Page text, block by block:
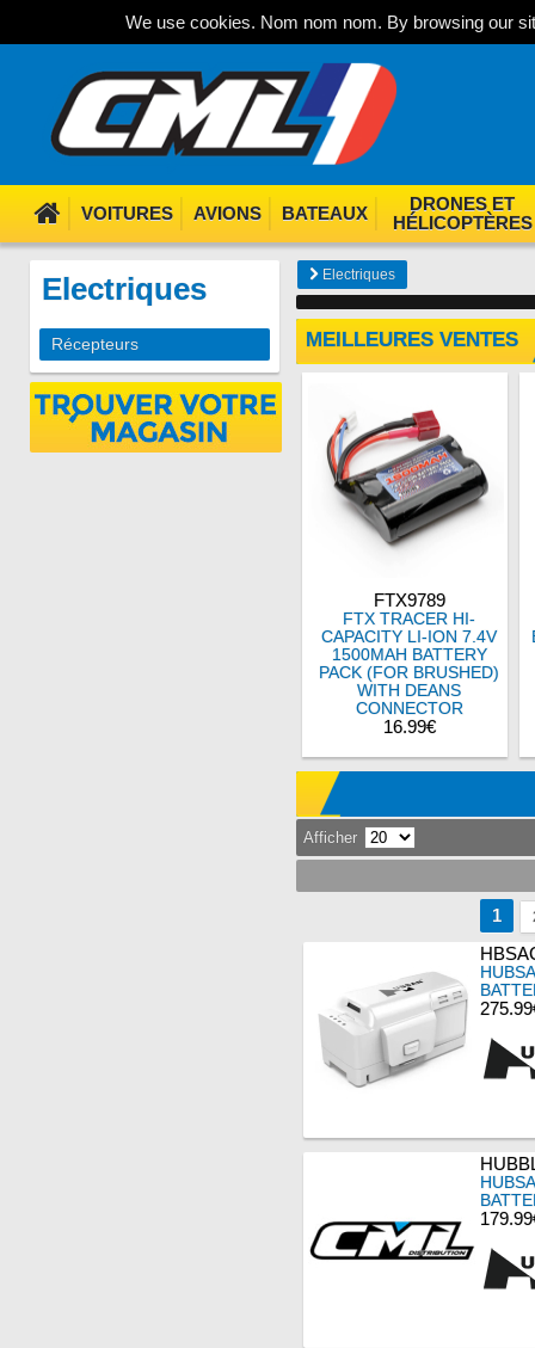
We use cookies. Nom nom nom. By browsing our
VOITURES AVIONS BATEAUX
DRONES ET
HÉLICOPTÈRES
Electriques
Récepteurs
Electriques
MEILLEURES VENTES
FTX9789
FTX TRACER HI-
CAPACITY LI-ION 7.4V
1500MAH BATTERY
PACK (FOR BRUSHED)
WITH DEANS
CONNECTOR
16.99€
Afficher
1